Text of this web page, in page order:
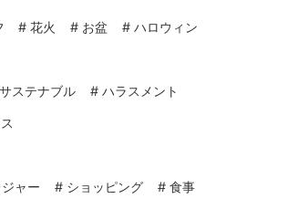
# 花火 # お盆 # ハロウィン
ステナブル # ハラスメント
ャー # ショッピング # 食事